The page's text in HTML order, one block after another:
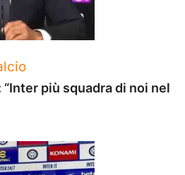
più squadra di noi nel